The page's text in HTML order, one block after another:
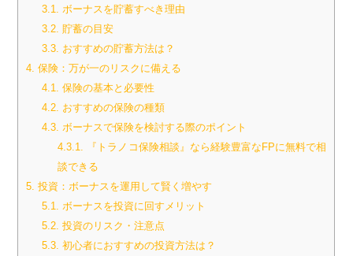
3.1.
ボーナスを貯蓄すべき理由
3.2. 貯蓄の目安
3.3. おすすめの貯蓄方法は？
4. 保険：万が一のリスクに備える
4.1.
保険の基本と必要性
4.2. おすすめの保険の種類
4.3. ボーナスで保険を検討する際のポイント
4.3.1.
『トラノコ保険相談』なら経験豊富なFPに無料で相
談できる
5. 投資：ボーナスを運用して賢く増やす
5.1.
ボーナスを投資に回すメリット
5.2. 投資のリスク・注意点
5.3. 初心者におすすめの投資方法は？